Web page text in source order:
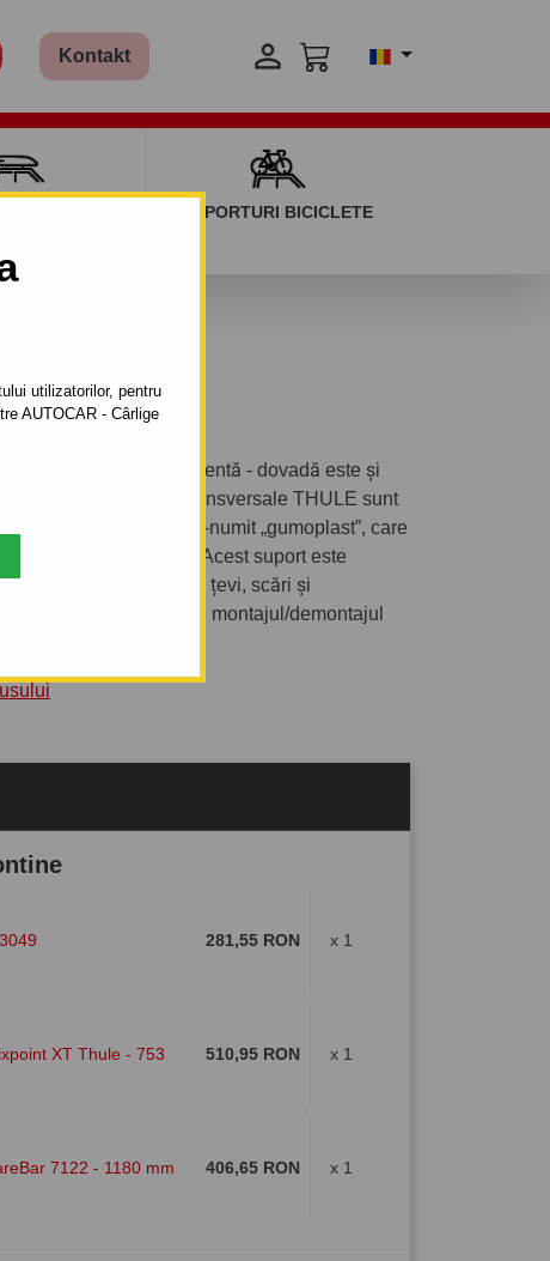
utilizatorilor, pentru
AUTOCAR - Cârlige
Kontakt 
SUPORTURI BICICLETE
o calitate excelentă - dovadă este și
producător. Barele transversale THULE sunt
cu un strat de așa-numit „gumoplast”, care
împotriva uzurii. Acest suport este
de încărcături precum țevi, scări și
este, de asemenea, montajul/demontajul
281,55 RON x 1
XT Thule - 753 510,95 RON x 1
7122 - 1180 mm 406,65 RON x 1